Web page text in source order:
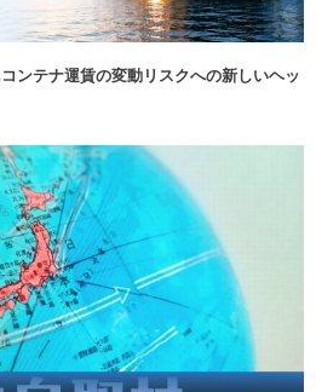
ンテナ運賃の変動リスクへの新しいヘッ